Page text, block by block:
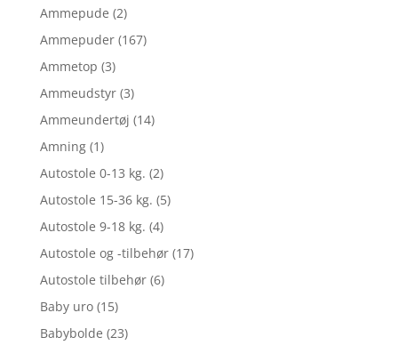
Ammepude (2)
Ammepuder (167)
Ammetop (3)
Ammeudstyr (3)
Ammeundertøj (14)
Amning (1)
Autostole 0-13 kg. (2)
Autostole 15-36 kg. (5)
Autostole 9-18 kg. (4)
Autostole og -tilbehør (17)
Autostole tilbehør (6)
Baby uro (15)
Babybolde (23)